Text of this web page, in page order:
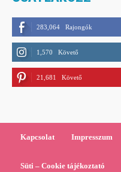
283,064 Rajongók
1,570 Követő
21,681 Követő
Kapcsolat Impresszum
Süti – Cookie tájékoztató